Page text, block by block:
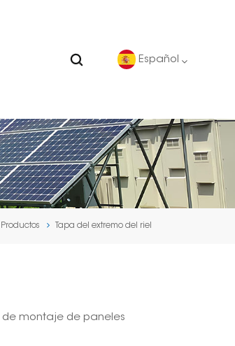
Español
English
Deutsch
español
português
Productos Tapa del extremo del riel
de montaje de paneles